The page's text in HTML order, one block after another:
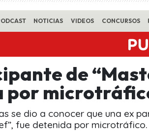
NOTICIAS VIDEOS CONCURSOS
de
por
se dio a conocer que una ex
fue detenida por microtráfico.